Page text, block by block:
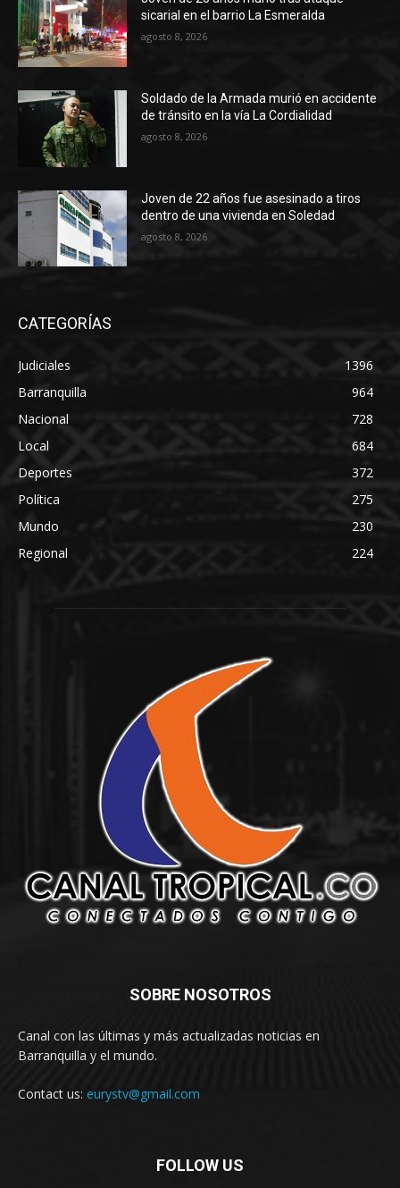
sicarial en el barrio La Esmeralda
agosto 8, 2026
Soldado de la Armada murió en accidente
de tránsito en la vía La Cordialidad
agosto 8, 2026
Joven de 22 años fue asesinado a tiros
dentro de una vivienda en Soledad
agosto 8, 2026
CATEGORÍAS
Judiciales
1396
Barranquilla
964
Nacional
728
Local
684
Deportes
372
Política
275
Mundo
230
Regional
224
SOBRE NOSOTROS
Canal con las últimas y más actualizadas noticias en
Barranquilla y el mundo.
Contact us: eurystv@gmail.com
FOLLOW US